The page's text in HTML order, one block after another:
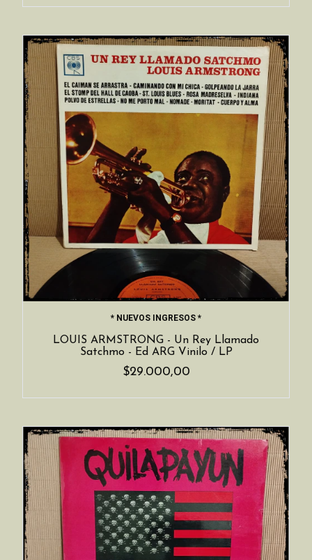
* NUEVOS INGRESOS *
LOUIS ARMSTRONG - Un Rey Llamado
Satchmo - Ed ARG Vinilo / LP
$29.000,00